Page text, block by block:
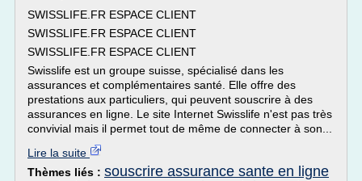
SWISSLIFE.FR ESPACE CLIENT
SWISSLIFE.FR ESPACE CLIENT
SWISSLIFE.FR ESPACE CLIENT
Swisslife est un groupe suisse, spécialisé dans les
assurances et complémentaires santé. Elle offre des
prestations aux particuliers, qui peuvent souscrire à des
assurances en ligne. Le site Internet Swisslife n'est pas très
convivial mais il permet tout de même de connecter à son...
Lire la suite
Thèmes liés : souscrire assurance sante en ligne